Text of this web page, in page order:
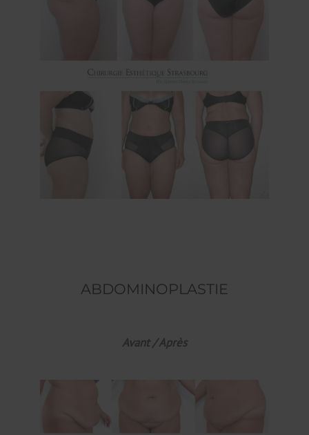
ABDOMINOPLASTIE
Avant / Après